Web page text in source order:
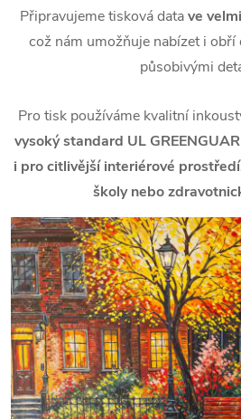
Připravujeme tisková datave
což nám umožňuje nabízet i
působivými
Pro tisk používáme kvalitní
vysoký standard UL
i pro citlivější interiérové
školy nebo